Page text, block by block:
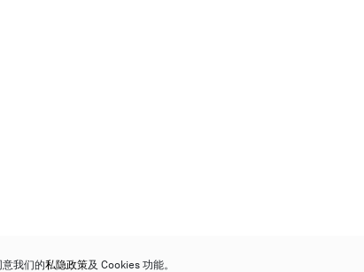
我们的私隐政策及 Cookies 功能。